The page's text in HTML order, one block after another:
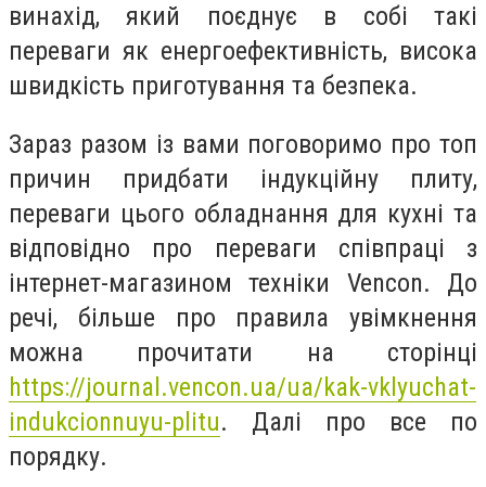
винахід, який поєднує в собі такі
переваги як енергоефективність, висока
швидкість приготування та безпека.
Зараз разом із вами поговоримо про топ
причин придбати індукційну плиту,
переваги цього обладнання для кухні та
відповідно про переваги співпраці з
інтернет-магазином техніки Vencon. До
речі, більше про правила увімкнення
можна прочитати на сторінці
https://journal.vencon.ua/ua/kak-vklyuchat-
indukcionnuyu-plitu. Далі про все по
порядку.